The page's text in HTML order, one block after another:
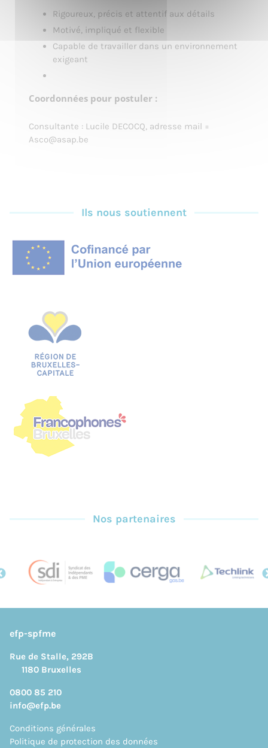
Rigoureux, précis et attentif aux détails
Motivé, impliqué et flexible
Capable de travailler dans un environnement
exigeant
Coordonnées pour postuler :
Consultante : Lucile DECOCQ, adresse mail =
Asco@asap.be
Ils nous soutiennent
Nos partenaires
efp-spfme
Rue de Stalle, 292B
1180 Bruxelles
0800 85 210
info@efp.be
Conditions générales
Politique de protection des données